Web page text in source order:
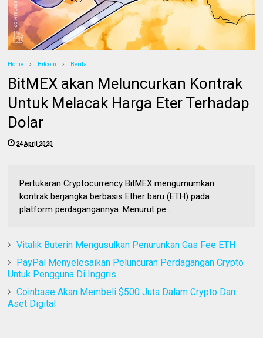
Home Bitcoin Berita
BitMEX akan Meluncurkan Kontrak
Untuk Melacak Harga Eter Terhadap
Dolar
24 April 2020
Pertukaran Cryptocurrency BitMEX mengumumkan
kontrak berjangka berbasis Ether baru (ETH) pada
platform perdagangannya. Menurut pe...
Vitalik Buterin Mengusulkan Penurunkan Gas Fee ETH
PayPal Menyelesaikan Peluncuran Perdagangan Crypto
Untuk Pengguna Di Inggris
Coinbase Akan Membeli $500 Juta Dalam Crypto Dan
Aset Digital